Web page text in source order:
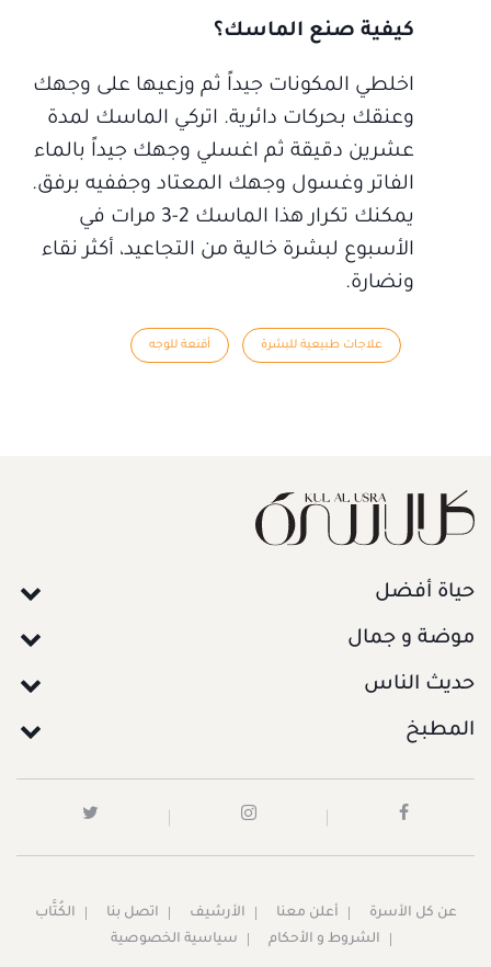
كيفية صنع الماسك؟
اخلطي المكونات جيداً ثم وزعيها على وجهك
وعنقك بحركات دائرية. اتركي الماسك لمدة
عشرين دقيقة ثم اغسلي وجهك جيداً بالماء
الفاتر وغسول وجهك المعتاد وجففيه برفق.
يمكنك تكرار هذا الماسك 2-3 مرات في
الأسبوع لبشرة خالية من التجاعيد، أكثر نقاء
ونضارة.
علاجات طبيعية للبشرة أقنعة للوجه
حياة أفضل
موضة و جمال
حديث الناس
المطبخ
عن كل الأسرة أعلن معنا الأرشيف اتصل بنا
الكُتَّاب
الشروط و الأحكام
سياسية الخصوصية